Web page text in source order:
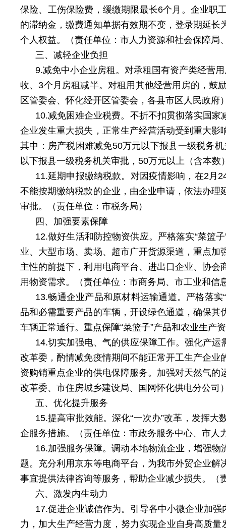
保险、工伤保险费，缓缴期限最长6个月。企业职
的滞纳金，缴费通知单据有效期不变，登录期延
个人权益。（责任单位：市人力资源和社会保障局
三、减轻企业负担
9.减免中小企业房租。对承租国有资产类经营
收、3个月房租减半。对租用其他经营用房的，鼓
区管委会、怀化经开区管委会，各县市区人民政府
10.减免困难企业税费。不折不扣贯彻落实国
企业发生重大损失，正常生产经营活动受到重大
其中：房产税困难减免50万元以下报县一级税务
以下报县一级税务机关审批，50万元以上（含本
11.延期申报缴纳税款。对因疫情影响，在2月
不能按期缴纳税款的企业，由企业申请，依法办
审批。（责任单位：市税务局）
四、加强要素保障
12.做好生活和防控物资供应。严格落实“菜篮
业、大型市场、卖场、超市广开货源渠道，重点
主性的前提下，利用电商平台、进出口企业、协
用物资需求。（责任单位：市商务局、市工业和
13.畅通企业产品和原材料运输通道。严格落
品和必需重要产品的车辆，开设绿色通道，确保
车辆正常通行。重点保障“菜篮子”产品和农业生
14.切实加强电、气的供应保障工作。强化产
改革委，酌情减免疫情期间不能正常开工生产企
资购销重点企业的供电保障服务。加强对天然气
改革委、市住房城乡建设局、国网怀化供电分公司
五、优化提升服务
15.提高审批效能。深化“一次办”改革，发挥
企服务措施。（责任单位：市政务服务中心、市人
16.加强服务保障。调动本地物流企业，增强
题。充分利用京东等电商平台，为我市外贸企业
事宜提供法律咨询等服务，帮助企业减少损失。
六、激发内生动力
17.促进企业诚信作为。引导各中小微企业加
力，加大生产经营力度，努力实现企业自身高质